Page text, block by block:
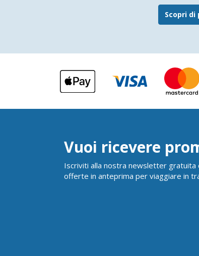
Scopri di
Vuoi ricevere
Iscriviti alla nostra newsletter gratuita
offerte in anteprima per viaggiare in